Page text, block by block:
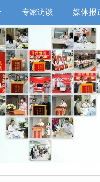
专家访谈 媒体报